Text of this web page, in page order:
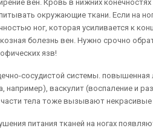
вен. Кровь в нижних
окружающие ткани. Если на
ног, которая усиливается к
болезнь вен. Нужно срочно
язв!
сосудистой системы.
например), васкулит (воспаление и
тела тоже вызывают
питания тканей на ногах